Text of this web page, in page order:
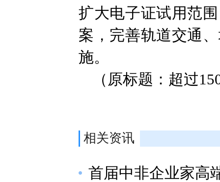
扩大电子证试用范
案，完善轨道交通
施。
（原标题：超过
相关资讯
首届中非企业家高